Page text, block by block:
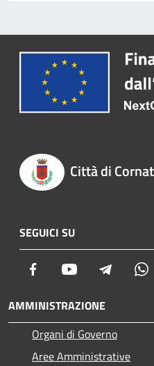
Città di
SEGUICI SU
Facebook Youtube Telegram
AMMINISTRAZIONE
Organi di Governo
Aree Amministrative